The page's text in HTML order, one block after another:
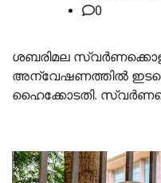
0
ശബരിമല
അന്വേഷണത്തില്‍
ഹൈക്കോടതി.